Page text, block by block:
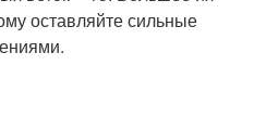
оставляйте сильные